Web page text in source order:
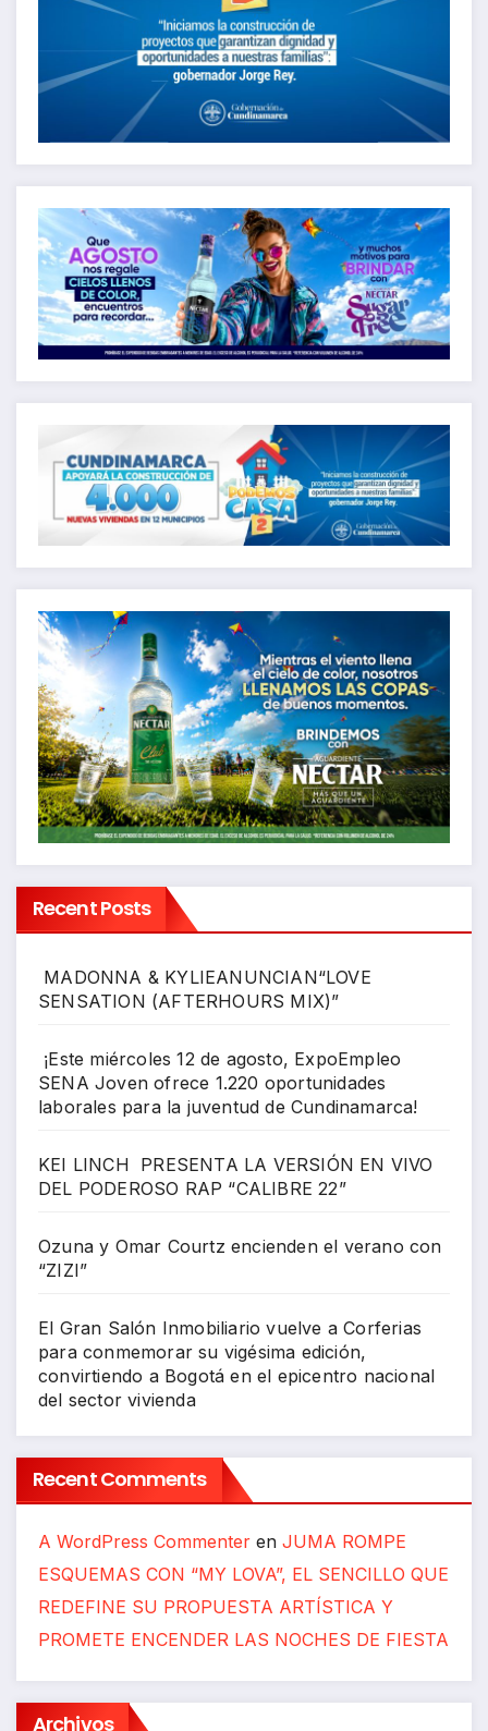
Recent Posts
MADONNA & KYLIEANUNCIAN“LOVE
SENSATION (AFTERHOURS MIX)”
¡Este miércoles 12 de agosto, ExpoEmpleo
SENA Joven ofrece 1.220 oportunidades
laborales para la juventud de Cundinamarca!
KEI LINCH PRESENTA LA VERSIÓN EN VIVO
DEL PODEROSO RAP “CALIBRE 22”
Ozuna y Omar Courtz encienden el verano con
“ZIZI”
El Gran Salón Inmobiliario vuelve a Corferias
para conmemorar su vigésima edición,
convirtiendo a Bogotá en el epicentro nacional
del sector vivienda
Recent Comments
A WordPress Commenter en JUMA ROMPE
ESQUEMAS CON “MY LOVA”, EL SENCILLO QUE
REDEFINE SU PROPUESTA ARTÍSTICA Y
PROMETE ENCENDER LAS NOCHES DE FIESTA
Archivos